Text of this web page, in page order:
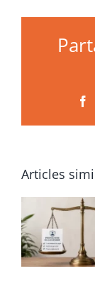
Articles